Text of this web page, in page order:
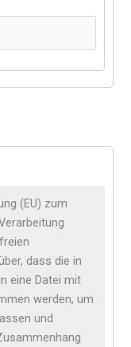
(EU) zum
dass die in
eine Datei mit
werden, um
und